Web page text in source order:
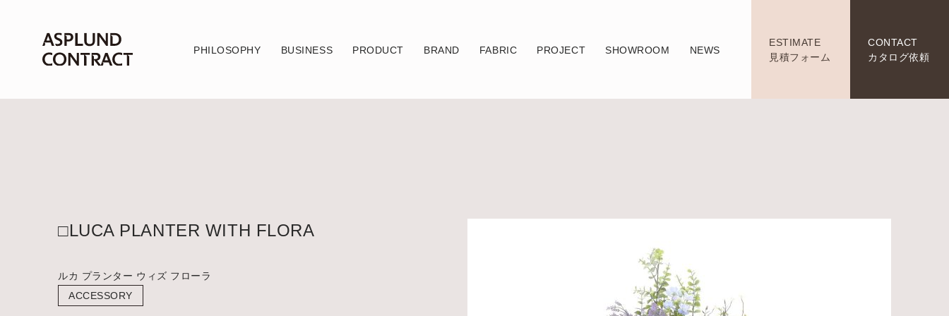
PHILOSOPHY BUSINESS PRODUCT BRAND FABRIC PROJECT SHOWROOM NEWS
ESTIMATE
見積フォーム
CONTACT
カタログ依頼
□LUCA PLANTER WITH FLORA
ルカ プランター ウィズ フローラ
ACCESSORY